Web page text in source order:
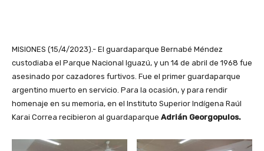
MISIONES (15/4/2023).- El guardaparque Bernabé Méndez
custodiaba el Parque Nacional Iguazú, y un 14 de abril de 1968 fue
asesinado por cazadores furtivos. Fue el primer guardaparque
argentino muerto en servicio. Para la ocasión, y para rendir
homenaje en su memoria, en el Instituto Superior Indígena Raúl
Karai Correa recibieron al guardaparque Adrián Georgopulos.